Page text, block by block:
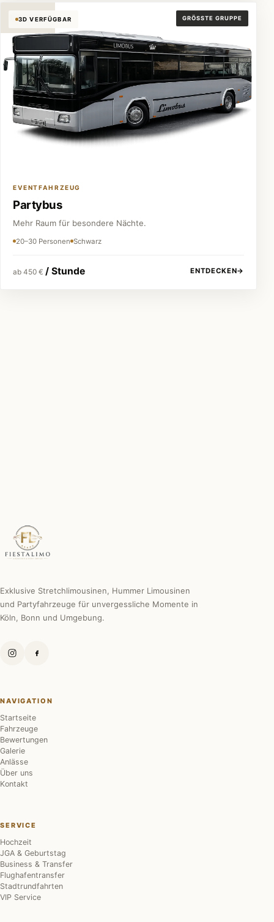
Partybus
3D VERFÜGBAR GRÖSSTE GRUPPE
EVENTFAHRZEUG
Partybus
Mehr Raum für besondere Nächte.
20–30 Personen Schwarz
ab 450 € / Stunde ENTDECKEN→
Exklusive Stretchlimousinen, Hummer Limousinen
und Partyfahrzeuge für unvergessliche Momente in
Köln, Bonn und Umgebung.
NAVIGATION
Startseite
Fahrzeuge
Bewertungen
Galerie
Anlässe
Über uns
Kontakt
SERVICE
Hochzeit
JGA & Geburtstag
Business & Transfer
Flughafentransfer
Stadtrundfahrten
VIP Service